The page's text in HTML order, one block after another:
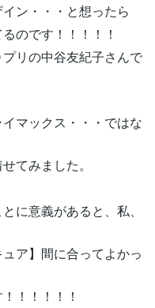
ン・・・と想ったら
のです！！！！！
リの中谷友紀子さんで
マックス・・・ではな
てみました。
に意義があると、私、
ア】間に合ってよかっ
！！！！！